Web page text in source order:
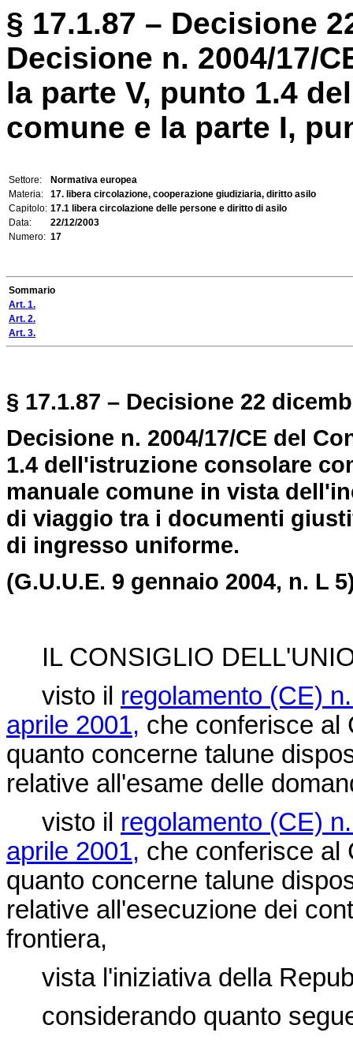
§ 17.1.87 – Decisione
Decisione n. 2004/17/
la parte V, punto 1.4
comune e la parte I,
Settore:
Normativa europea
Materia:
17. libera circolazione, cooperazione giudiziaria, diritto asilo
Capitolo: 17.1 libera circolazione delle persone e diritto di asilo
Data:
22/12/2003
Numero: 17
Sommario
Art. 1.
Art. 2.
Art. 3.
§ 17.1.87 – Decisione 22
Decisione n. 2004/17/CE del
1.4 dell'istruzione consolare
manuale comune in vista
di viaggio tra i documenti
di ingresso uniforme.
(G.U.U.E. 9 gennaio 2004, n. L
IL CONSIGLIO
visto il regolamento (CE)
aprile 2001, che conferisce al
quanto concerne talune
relative all'esame delle
visto il regolamento (CE)
aprile 2001, che conferisce al
quanto concerne talune
relative all'esecuzione dei
frontiera,
vista l'iniziativa della
considerando quanto